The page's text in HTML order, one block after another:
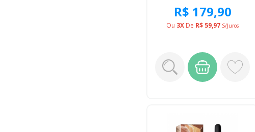
R$ 179,90
Ou 3X De R$ 59,97 S/juros